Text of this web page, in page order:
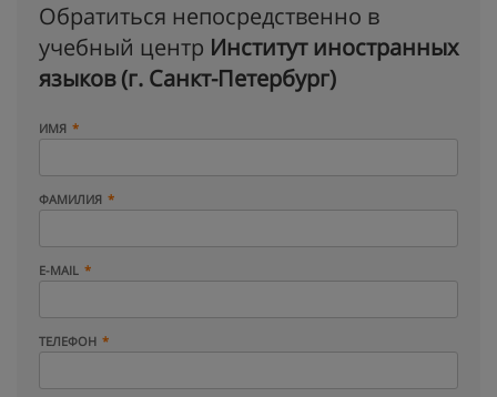
Обратиться непосредственно в
учебный центр Институт иностранных
языков (г. Санкт-Петербург)
ИМЯ
ФАМИЛИЯ
E-MAIL
ТЕЛЕФОН